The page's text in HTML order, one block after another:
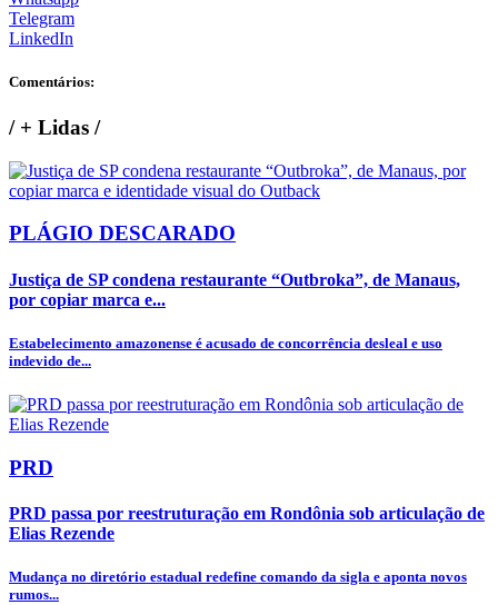
Telegram
LinkedIn
Comentários:
/+ Lidas /
PLÁGIO DESCARADO
Justiça de SP condena restaurante “Outbroka”, de Manaus,
por copiar marca e...
Estabelecimento amazonense é acusado de concorrência desleal e uso
indevido de...
PRD
PRD passa por reestruturação em Rondônia sob articulação de
Elias Rezende
Mudança no diretório estadual redefine comando da sigla e aponta novos
rumos...